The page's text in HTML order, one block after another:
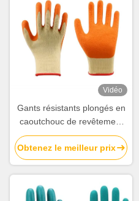
Vidéo
Gants résistants plongés en
caoutchouc de revêtement
de main de gants de latex
pour des travailleurs de la
construction
Obtenez le meilleur prix